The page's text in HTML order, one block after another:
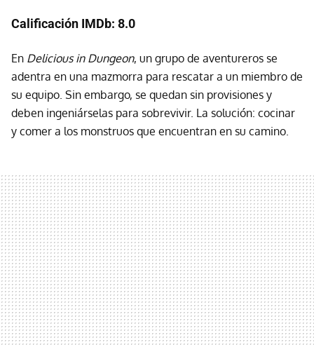
Calificación IMDb: 8.0
En Delicious in Dungeon, un grupo de aventureros se
adentra en una mazmorra para rescatar a un miembro de
su equipo. Sin embargo, se quedan sin provisiones y
deben ingeniárselas para sobrevivir. La solución: cocinar
y comer a los monstruos que encuentran en su camino.